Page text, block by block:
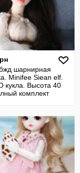
шарнирная
Minifee Siean elf.
кукла. Высота 40
комплект